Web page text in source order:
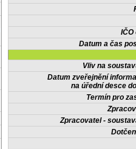
IČO
Datum a čas
Vliv na
Datum zveřejnění
na úřední desce
Termín pro
Zpracovatel -